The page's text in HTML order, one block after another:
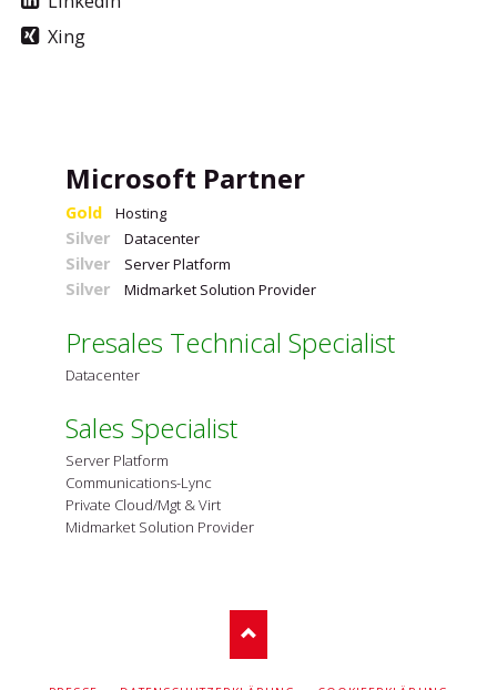
Xing
Microsoft Partner
Gold Hosting
Silver Datacenter
Silver Server Platform
Silver Midmarket Solution Provider
Presales Technical Specialist
Datacenter
Sales Specialist
Server Platform
Communications-Lync
Private Cloud/Mgt & Virt
Midmarket Solution Provider
NAVIGATION